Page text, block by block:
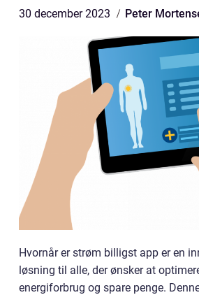
30 december 2023 Peter
Hvornår er strøm billigst app er en
løsning til alle, der ønsker at
energiforbrug og spare penge.